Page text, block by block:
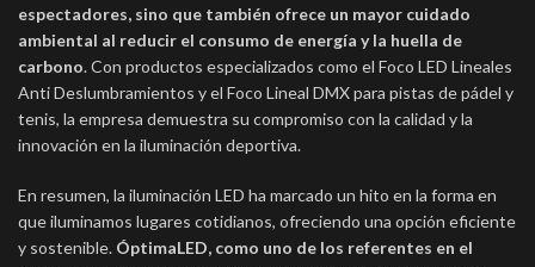
espectadores, sino que también ofrece un mayor cuidado
ambiental al reducir el consumo de energía y la huella de
carbono. Con productos especializados como el Foco LED Lineales
Anti Deslumbramientos y el Foco Lineal DMX para pistas de pádel y
tenis, la empresa demuestra su compromiso con la calidad y la
innovación en la iluminación deportiva.
En resumen, la iluminación LED ha marcado un hito en la forma en
que iluminamos lugares cotidianos, ofreciendo una opción eficiente
y sostenible. ÓptimaLED, como uno de los referentes en el